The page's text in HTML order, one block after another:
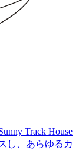
Track House
し、あらゆるカ